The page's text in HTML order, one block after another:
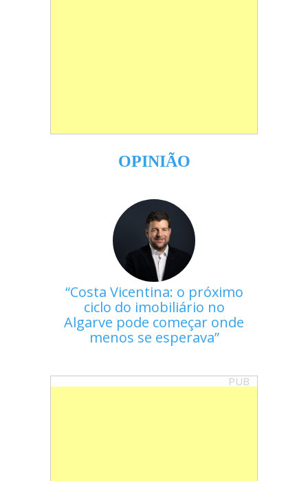
OPINIÃO
Costa Vicentina: o próximo
ciclo do imobiliário no
Algarve pode começar onde
menos se esperava
PUB